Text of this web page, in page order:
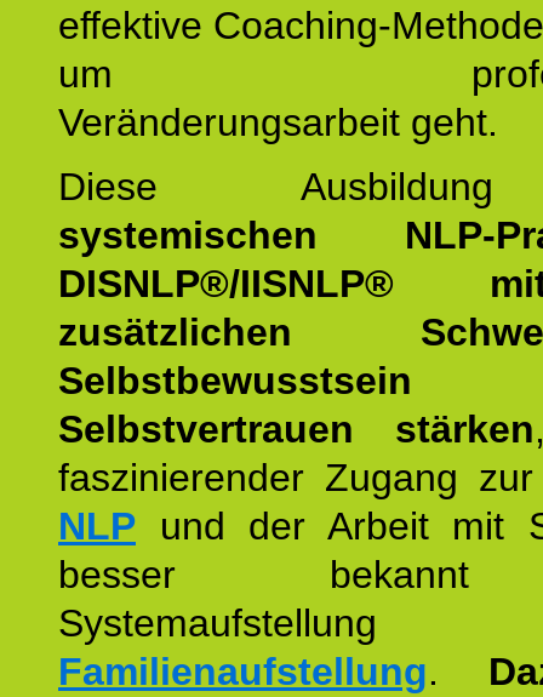
effektive Coaching-
um
Veränderungsarbeit geht.
Diese
systemischen NLP-
DISNLP®/IISNLP®
zusätzlichen
Selbstvertrauen stärken
faszinierender Zugang
NLP und der Arbeit mit
besser
Familienaufstellung.